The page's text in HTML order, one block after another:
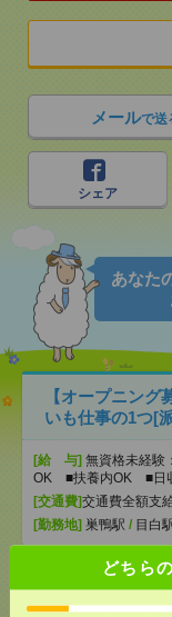
どちら
メールで送
シェア
あなた
【オープニン
いも仕事の1つ[
[給 与] 無資格未経
OK ■扶養内OK ■日
[交通費]交通費全額支
[勤務地] 巣鴨駅 / 目白
【在宅勤務OK
し▼新日本橋で